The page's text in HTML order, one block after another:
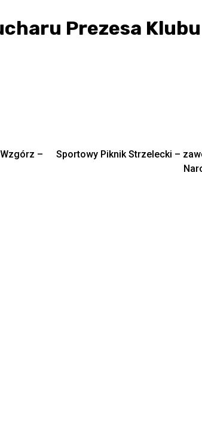
Prezesa Klubu
–
Sportowy Piknik Strzelecki –